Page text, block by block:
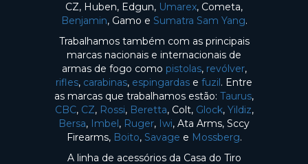
CZ, Huben, Edgun, Umarex, Cometa,
Benjamin, Gamo e Sumatra Sam Yang.
Trabalhamos também com as principais
marcas nacionais e internacionais de
armas de fogo como pistolas, revólver,
rifles, carabinas, espingardas e fuzil. Entre
as marcas que trabalhamos estão: Taurus,
CBC, CZ, Rossi, Beretta, Colt, Glock, Yildiz,
Bersa, Imbel, Ruger, Iwi, Ata Arms, Sccy
Firearms, Boito, Savage e Mossberg.
A linha de acessórios da Casa do Tiro